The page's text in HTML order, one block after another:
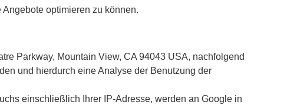
optimieren zu können.
Parkway, Mountain View, CA 94043 USA, nachfolgend
und hierdurch eine Analyse der Benutzung der
einschließlich Ihrer IP-Adresse, werden an Google in